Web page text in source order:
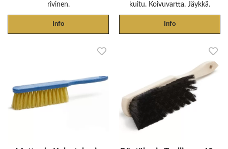
rivinen.
Info
kuitu. Koivuvartta. Jäykkä.
Info